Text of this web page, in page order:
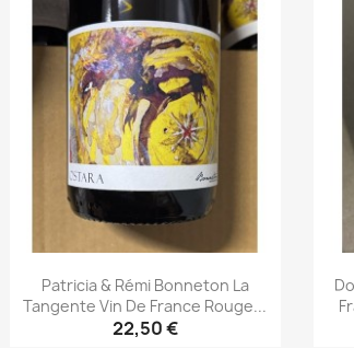
Patricia & Rémi Bonneton La
Tangente Vin De France Rouge...
22,50 €